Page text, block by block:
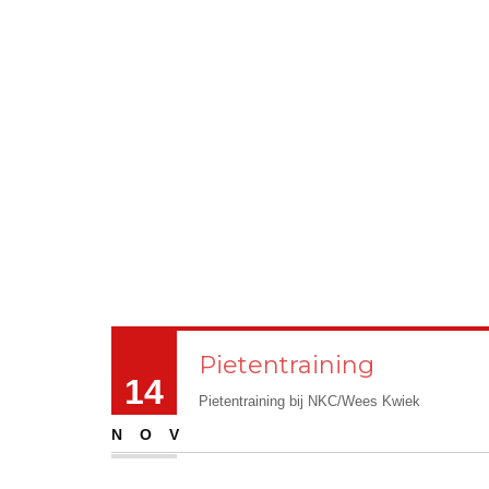
14
NOV
Pietentraining
Pietentraining bij NKC/Wees Kwiek